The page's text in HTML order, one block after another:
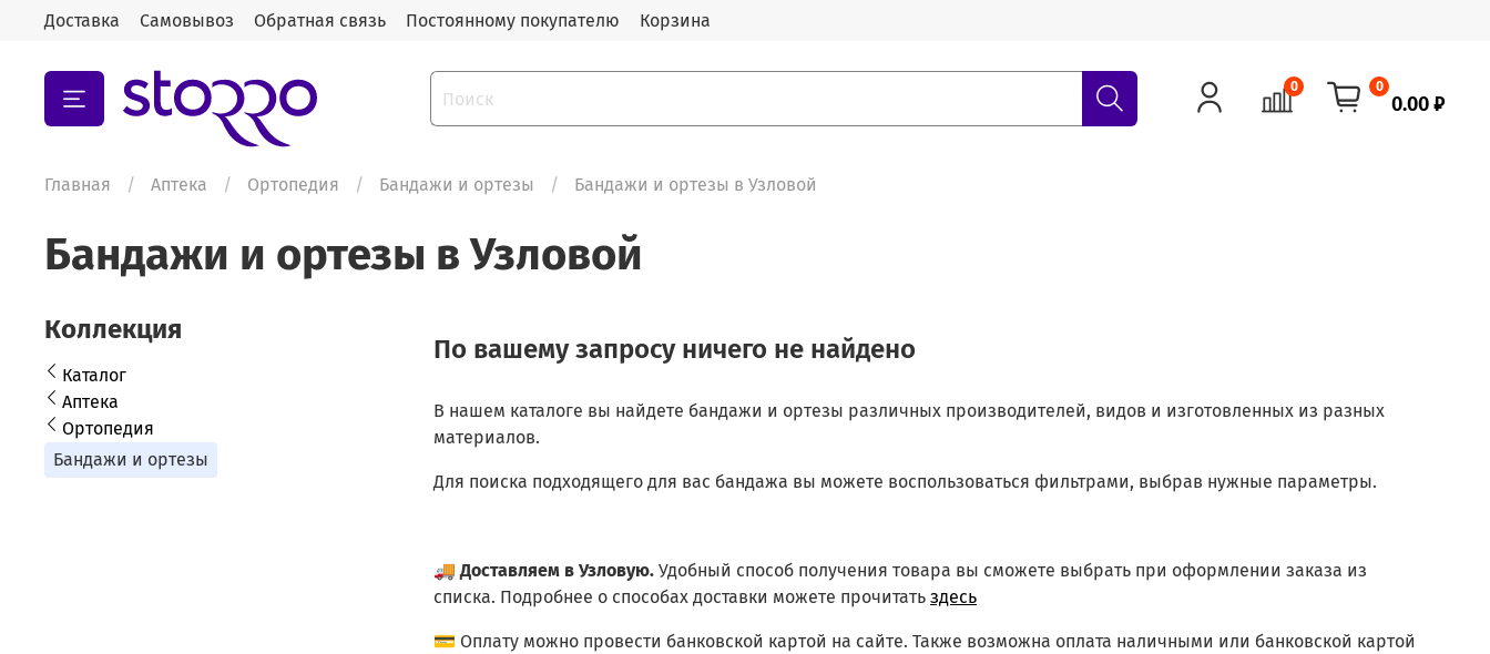
Доставка Самовывоз Обратная связь Постоянному покупателю Корзина
0 0
0.00 ₽
Главная Аптека Ортопедия Бандажи и ортезы Бандажи и ортезы в Узловой
Бандажи и ортезы в Узловой
По вашему запросу ничего не найдено
В нашем каталоге вы найдете бандажи и ортезы различных производителей, видов и изготовленных из разных
материалов.
Для поиска подходящего для вас бандажа вы можете воспользоваться фильтрами, выбрав нужные параметры.
🚚Доставляем в Узловую.Удобный способ получения товара вы сможете выбрать при оформлении заказа из
списка. Подробнее о способах доставки можете прочитатьздесь
💳 Оплату можно провести банковской картой на сайте. Также возможна оплата наличными или банковской картой
Коллекция
Каталог
Аптека
Ортопедия
Бандажи и ортезы